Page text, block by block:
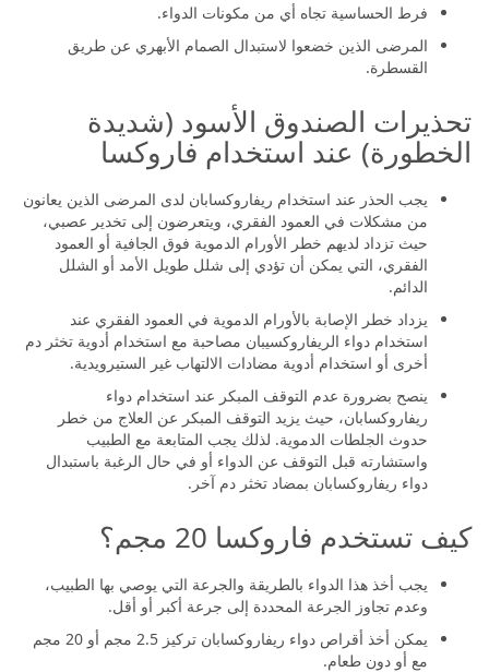
فرط الحساسية تجاه أي من مكونات الدواء.
المرضى الذين خضعوا لاستبدال الصمام الأبهري عن طريق
القسطرة.
تحذيرات الصندوق الأسود (شديدة
الخطورة) عند استخدام فاروكسا
يجب الحذر عند استخدام ريفاروكسابان لدى المرضى الذين يعانون
من مشكلات في العمود الفقري، ويتعرضون إلى تخدير عصبي،
حيث تزداد لديهم خطر الأورام الدموية فوق الجافية أو العمود
الفقري، التي يمكن أن تؤدي إلى شلل طويل الأمد أو الشلل
الدائم.
يزداد خطر الإصابة بالأورام الدموية في العمود الفقري عند
استخدام دواء الريفاروكسيبان مصاحبة مع استخدام أدوية تخثر دم
أخرى أو استخدام أدوية مضادات الالتهاب غير الستيرويدية.
ينصح بضرورة عدم التوقف المبكر عند استخدام دواء
ريفاروكسابان، حيث يزيد التوقف المبكر عن العلاج من خطر
حدوث الجلطات الدموية. لذلك يجب المتابعة مع الطبيب
واستشارته قبل التوقف عن الدواء أو في حال الرغبة باستبدال
دواء ريفاروكسابان بمضاد تخثر دم آخر.
كيف تستخدم فاروكسا 20 مجم؟
يجب أخذ هذا الدواء بالطريقة والجرعة التي يوصي بها الطبيب،
وعدم تجاوز الجرعة المحددة إلى جرعة أكبر أو أقل.
يمكن أخذ أقراص دواء ريفاروكسابان تركيز 2.5 مجم أو 20 مجم
مع أو دون طعام.